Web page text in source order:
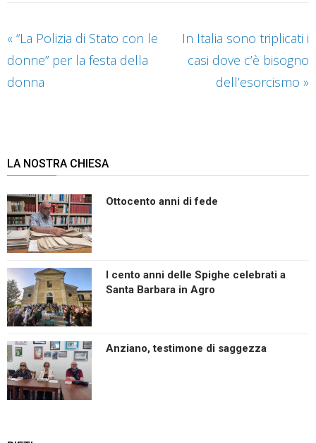
« “La Polizia di Stato con le
donne” per la festa della
donna
In Italia sono triplicati i
casi dove c’è bisogno
dell’esorcismo »
LA NOSTRA CHIESA
Ottocento anni di fede
I cento anni delle Spighe celebrati a
Santa Barbara in Agro
Anziano, testimone di saggezza